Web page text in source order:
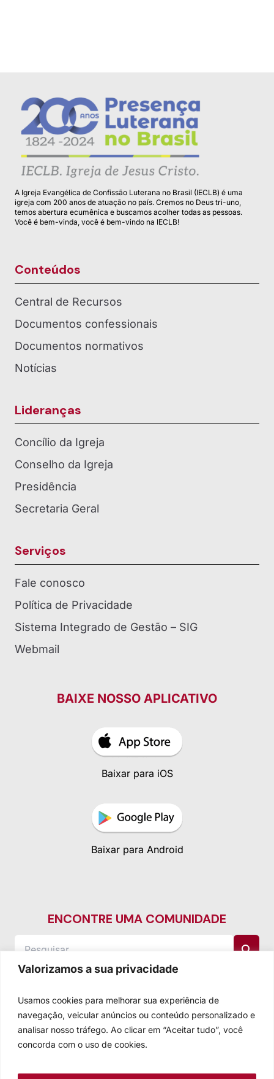
Valorizamos a sua privacidade
Usamos cookies para melhorar sua experiência de
navegação, veicular anúncios ou conteúdo personalizado e
analisar nosso tráfego. Ao clicar em “Aceitar tudo”, você
concorda com o uso de cookies.
A Igreja Evangélica de Confissão Luterana no Brasil (IECLB) é uma
igreja com 200 anos de atuação no país. Cremos no Deus tri-uno,
temos abertura ecumênica e buscamos acolher todas as pessoas.
Você é bem-vinda, você é bem-vindo na IECLB!
Conteúdos
Central de Recursos
Documentos confessionais
Documentos normativos
Notícias
Lideranças
Concílio da Igreja
Conselho da Igreja
Presidência
Secretaria Geral
Serviços
Fale conosco
Política de Privacidade
Sistema Integrado de Gestão – SIG
Webmail
BAIXE NOSSO APLICATIVO
Baixar para iOS
Baixar para Android
ENCONTRE UMA COMUNIDADE